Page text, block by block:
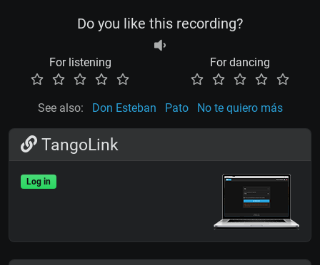
Do you like this recording?
For listening For dancing
See also: Don Esteban Pato No te quiero más
TangoLink
Log in